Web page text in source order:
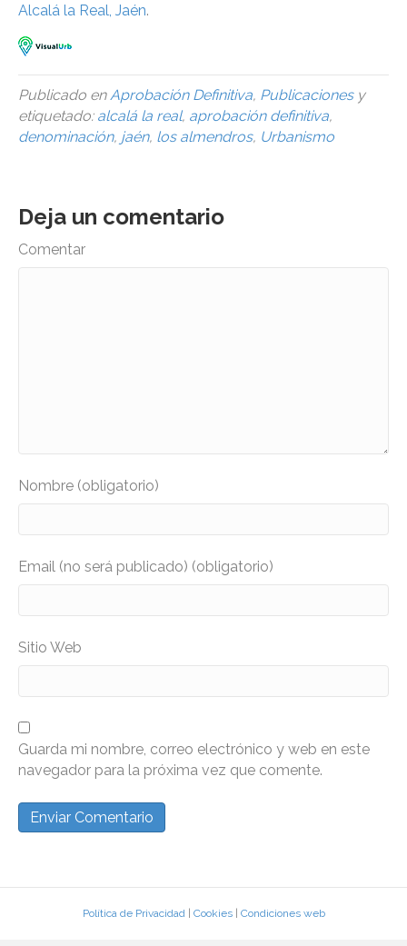
Alcalá la Real, Jaén.
Publicado enAprobación Definitiva, Publicacionesy
etiquetado: alcalá la real, aprobación definitiva,
denominación, jaén, los almendros, Urbanismo
Deja un comentario
Comentar
Nombre (obligatorio)
Email (no será publicado) (obligatorio)
Sitio Web
Guarda mi nombre, correo electrónico y web en este
navegador para la próxima vez que comente.
Política de Privacidad| Cookies| Condiciones web